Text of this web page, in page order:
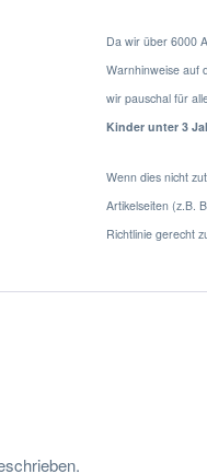
Da wir über 6000
Warnhinweise auf
wir pauschal für
Kinder unter 3
Wenn dies nicht
Artikelseiten (z.B.
Richtlinie gerecht